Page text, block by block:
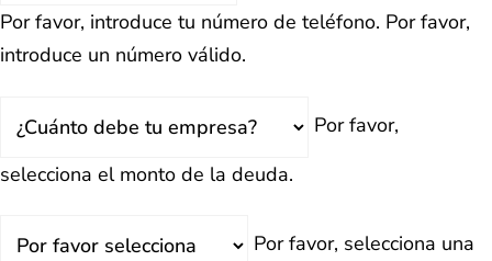
Por favor, introduce tu número de teléfono. Por favor,
introduce un número válido.
Deuda
Por favor,
selecciona el monto de la deuda.
Por favor, selecciona una